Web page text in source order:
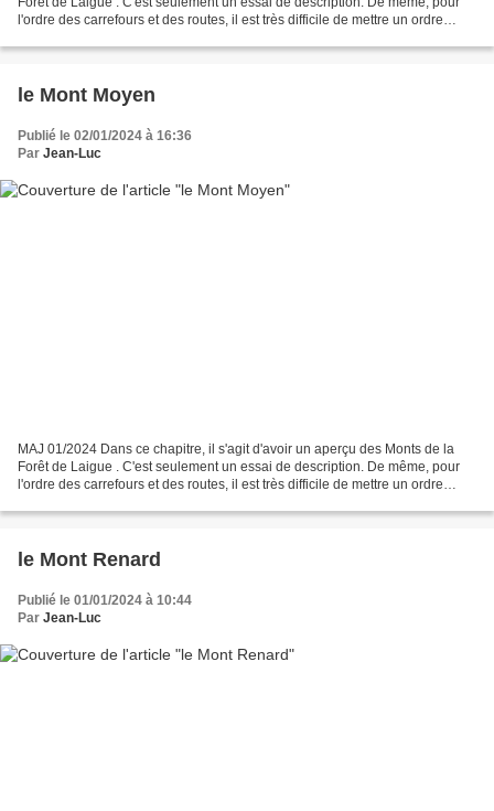
l'ordre des carrefours et des routes, il est très difficile de mettre un ordre
le Mont Moyen
Publié le 02/01/2024 à 16:36
Par Jean-Luc
MAJ 01/2024 Dans ce chapitre, il s'agit d'avoir un aperçu des Monts de la
Forêt de Laigue . C'est seulement un essai de description. De même, pour
l'ordre des carrefours et des routes, il est très difficile de mettre un ordre
le Mont Renard
Publié le 01/01/2024 à 10:44
Par Jean-Luc